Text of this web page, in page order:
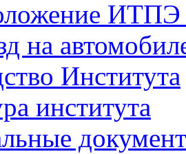
на
Института
института